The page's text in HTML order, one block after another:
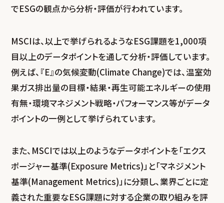
でESGの観点から分析・評価が行われています。
MSCIは、以上で挙げられるようなESG課題を1,000項
目以上のデータポイントを通して分析・評価しています。
例えば、『E』の気候変動(Climate Change)では、温室効
果ガス排出量の目標・結果・再生可能エネルギーの使用
有無・環境マネジメント戦略・パフォーマンス等がデータ
ポイントの一例として挙げられています。
また、MSCIでは以上のようなデータポイントを「エクス
ポージャー基準(Exposure Metrics)」と「マネジメント
基準(Management Metrics)」に分類し、業界ごとに定
義された重要なESG課題に対する企業の取り組みを評